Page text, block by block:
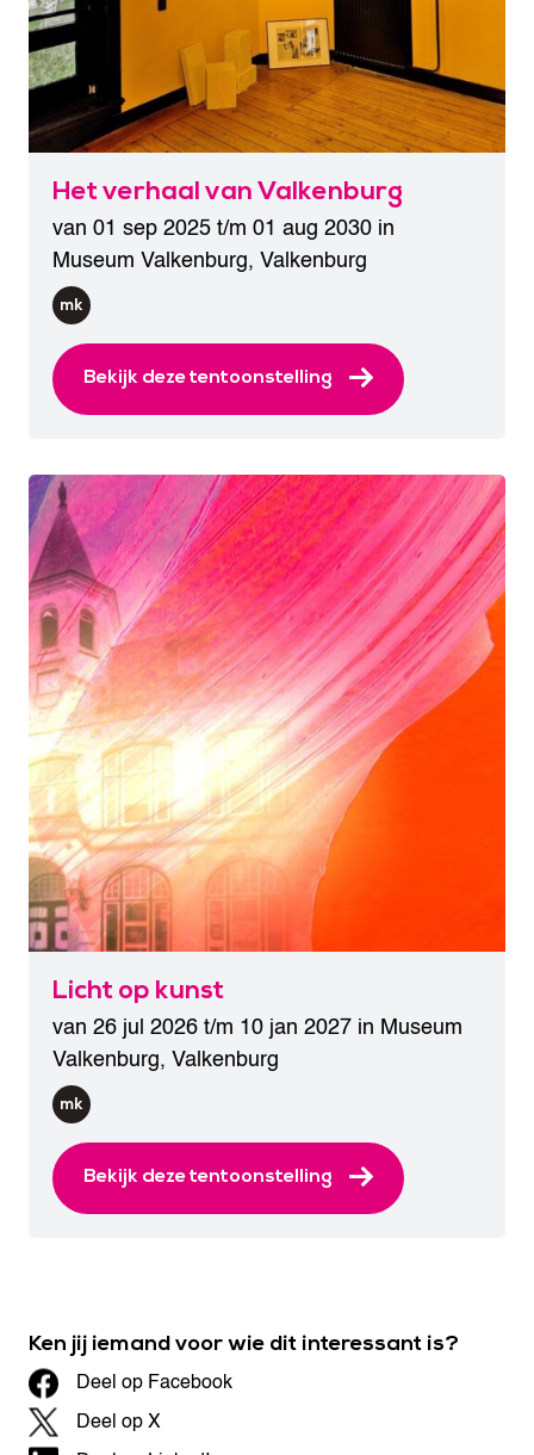
Het verhaal van Valkenburg
van 01 sep 2025 t/m 01 aug 2030 in
Museum Valkenburg, Valkenburg
Bekijk deze tentoonstelling
Licht op kunst
van 26 jul 2026 t/m 10 jan 2027 in Museum
Valkenburg, Valkenburg
Bekijk deze tentoonstelling
Ken jij iemand voor wie dit interessant is?
Deel op Facebook
Deel op X